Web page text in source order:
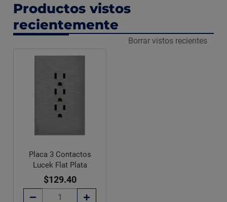
Productos vistos
recientemente
Borrar vistos recientes
Placa 3 Contactos
Lucek Flat Plata
$129.40